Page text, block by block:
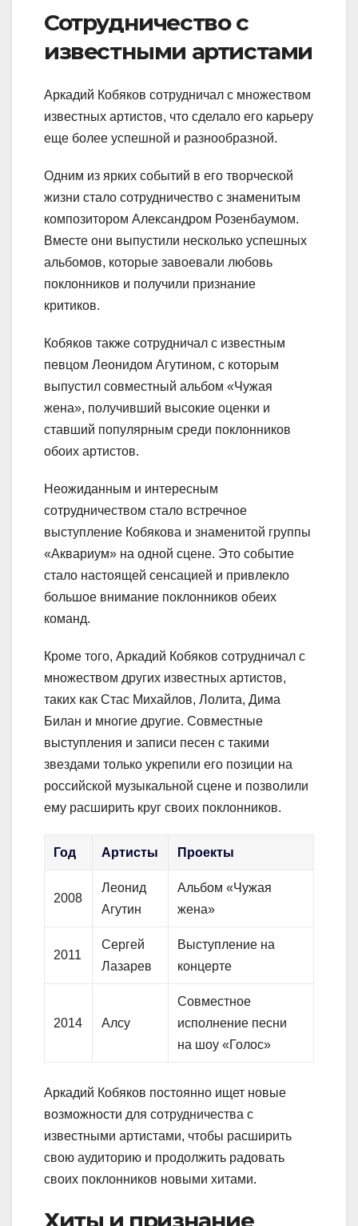
Сотрудничество с
известными артистами
Аркадий Кобяков сотрудничал с множеством
известных артистов, что сделало его карьеру
еще более успешной и разнообразной.
Одним из ярких событий в его творческой
жизни стало сотрудничество с знаменитым
композитором Александром Розенбаумом.
Вместе они выпустили несколько успешных
альбомов, которые завоевали любовь
поклонников и получили признание
критиков.
Кобяков также сотрудничал с известным
певцом Леонидом Агутином, с которым
выпустил совместный альбом «Чужая
жена», получивший высокие оценки и
ставший популярным среди поклонников
обоих артистов.
Неожиданным и интересным
сотрудничеством стало встречное
выступление Кобякова и знаменитой группы
«Аквариум» на одной сцене. Это событие
стало настоящей сенсацией и привлекло
большое внимание поклонников обеих
команд.
Кроме того, Аркадий Кобяков сотрудничал с
множеством других известных артистов,
таких как Стас Михайлов, Лолита, Дима
Билан и многие другие. Совместные
выступления и записи песен с такими
звездами только укрепили его позиции на
российской музыкальной сцене и позволили
ему расширить круг своих поклонников.
Год Артисты Проекты
2008
Леонид
Агутин
Альбом «Чужая
жена»
2011
Сергей
Лазарев
Выступление на
концерте
2014 Алсу
Совместное
исполнение песни
на шоу «Голос»
Аркадий Кобяков постоянно ищет новые
возможности для сотрудничества с
известными артистами, чтобы расширить
свою аудиторию и продолжить радовать
своих поклонников новыми хитами.
Хиты и признание